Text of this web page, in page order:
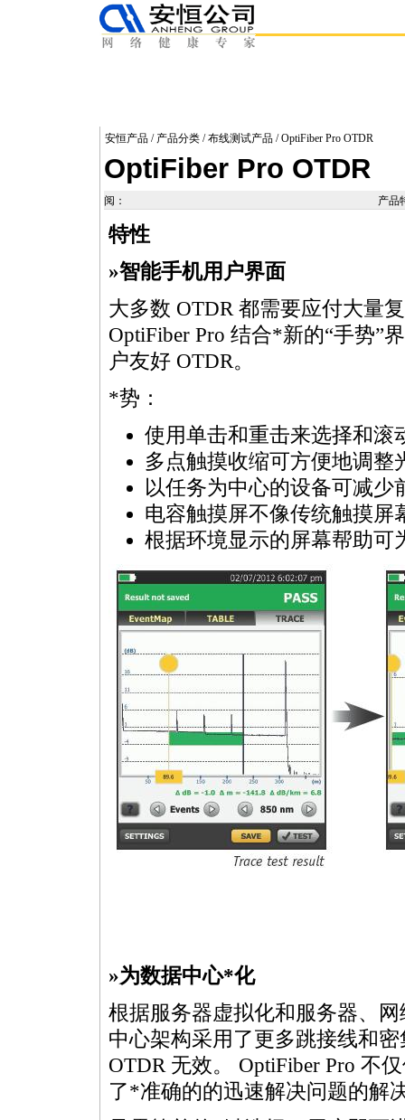
安恒产品 / 产品分类 /布线测试产品 / OptiFiber Pro OTDR
OptiFiber Pro OTDR
阅： 产品
特性
»智能手机用户界面
大多数 OTDR 都需要应付大量
OptiFiber Pro 结合*新的“手势”
户友好 OTDR。
*势：
使用单击和重击来选择和滚
多点触摸收缩可方便地调整
以任务为中心的设备可减少
电容触摸屏不像传统触摸屏
根据环境显示的屏幕帮助可
»为数据中心*化
根据服务器虚拟化和服务器、
中心架构采用了更多跳接线和
OTDR 无效。 OptiFiber Pro 不
了*准确的的迅速解决问题的解